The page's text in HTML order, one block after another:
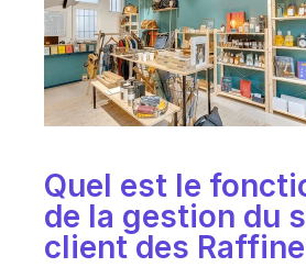
Plateforme C2C
Ecommerce
Fintech
Assurance
Quel est le
de la gestion du
client des